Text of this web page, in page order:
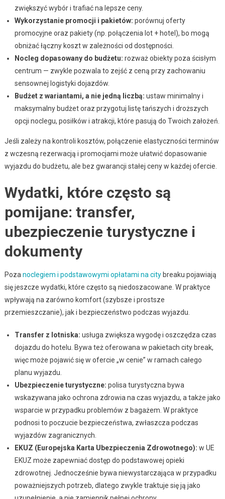
zwiększyć wybór i trafiać na lepsze ceny.
Wykorzystanie promocji i pakietów: porównuj oferty
promocyjne oraz pakiety (np. połączenia lot + hotel), bo mogą
obniżać łączny koszt w zależności od dostępności.
Nocleg dopasowany do budżetu: rozważ obiekty poza ścisłym
centrum — zwykle pozwala to zejść z ceną przy zachowaniu
sensownej logistyki dojazdów.
Budżet z wariantami, a nie jedną liczbą: ustaw minimalny i
maksymalny budżet oraz przygotuj listę tańszych i droższych
opcji noclegu, posiłków i atrakcji, które pasują do Twoich założeń.
Jeśli zależy na kontroli kosztów, połączenie elastyczności terminów
z wczesną rezerwacją i promocjami może ułatwić dopasowanie
wyjazdu do budżetu, ale bez gwarancji stałej ceny w każdej ofercie.
Wydatki, które często są
pomijane: transfer,
ubezpieczenie turystyczne i
dokumenty
Poza noclegiem i podstawowymi opłatami na citybreaku pojawiają
się jeszcze wydatki, które często są niedoszacowane. W praktyce
wpływają na zarówno komfort (szybsze i prostsze
przemieszczanie), jak i bezpieczeństwo podczas wyjazdu.
Transfer z lotniska: usługa zwiększa wygodę i oszczędza czas
dojazdu do hotelu. Bywa też oferowana w pakietach city break,
więc może pojawić się w ofercie „w cenie” w ramach całego
planu wyjazdu.
Ubezpieczenie turystyczne: polisa turystyczna bywa
wskazywana jako ochrona zdrowia na czas wyjazdu, a także jako
wsparcie w przypadku problemów z bagażem. W praktyce
podnosi to poczucie bezpieczeństwa, zwłaszcza podczas
wyjazdów zagranicznych.
EKUZ (Europejska Karta Ubezpieczenia Zdrowotnego): w UE
EKUZ może zapewniać dostęp do podstawowej opieki
zdrowotnej. Jednocześnie bywa niewystarczająca w przypadku
poważniejszych potrzeb, dlatego zwykle traktuje się ją jako